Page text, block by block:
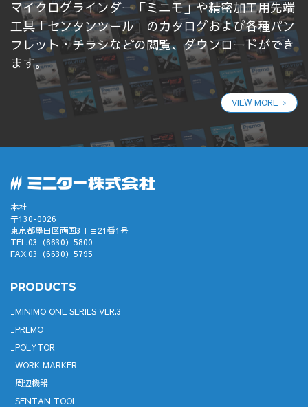
マイクログラインダー「ミニモ」や精密加工用先端
工具「センタンツール」のカタログおよび各種パン
フレット・チラシなどの閲覧、ダウンロードができ
ます。
VIEW MORE
本社
〒130-0026
東京都墨田区両国3丁目21番1号
TEL.03（6630）5800
FAX.03（6630）5795
PRODUCTS
MINIMO ONE SERIES VER.3
PREMO
POLYTOR
WORK MARKER
周辺機器
SENTAN TOOL